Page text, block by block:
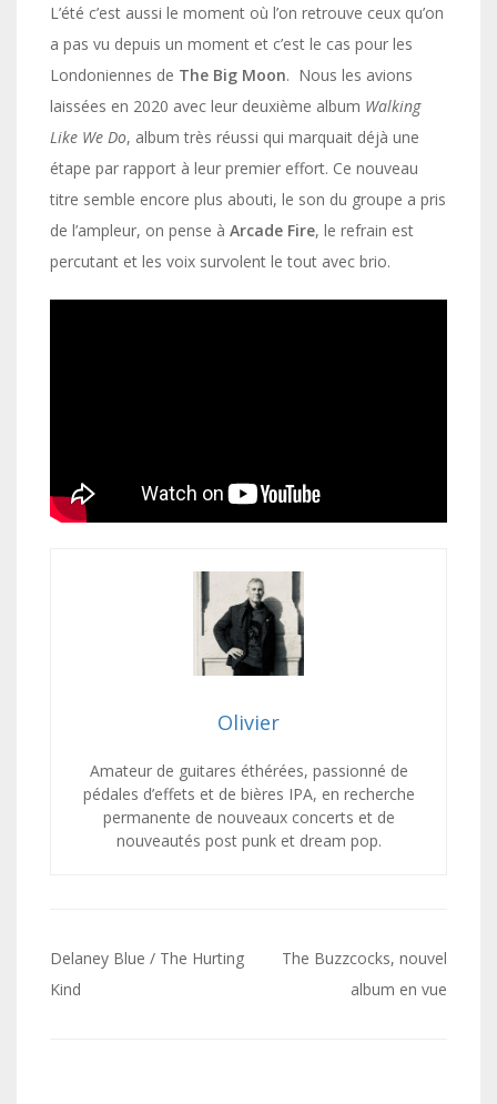
L’été c’est aussi le moment où l’on retrouve ceux qu’on
a pas vu depuis un moment et c’est le cas pour les
Londoniennes de The Big Moon. Nous les avions
laissées en 2020 avec leur deuxième album Walking
Like We Do, album très réussi qui marquait déjà une
étape par rapport à leur premier effort. Ce nouveau
titre semble encore plus abouti, le son du groupe a pris
de l’ampleur, on pense à Arcade Fire, le refrain est
percutant et les voix survolent le tout avec brio.
Olivier
Amateur de guitares éthérées, passionné de
pédales d’effets et de bières IPA, en recherche
permanente de nouveaux concerts et de
nouveautés post punk et dream pop.
Navigation
de
Delaney Blue / The Hurting
Kind
The Buzzcocks, nouvel
album en vue